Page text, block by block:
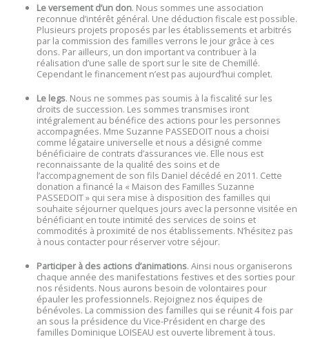
Le versement d’un don. Nous sommes une association
reconnue d’intérêt général. Une déduction fiscale est possible.
Plusieurs projets proposés par les établissements et arbitrés
par la commission des familles verrons le jour grâce à ces
dons. Par ailleurs, un don important va contribuer à la
réalisation d’une salle de sport sur le site de Chemillé.
Cependant le financement n’est pas aujourd’hui complet.
Le legs. Nous ne sommes pas soumis à la fiscalité sur les
droits de succession. Les sommes transmises iront
intégralement au bénéfice des actions pour les personnes
accompagnées. Mme Suzanne PASSEDOIT nous a choisi
comme légataire universelle et nous a désigné comme
bénéficiaire de contrats d’assurances vie. Elle nous est
reconnaissante de la qualité des soins et de
l’accompagnement de son fils Daniel décédé en 2011. Cette
donation a financé la « Maison des Familles Suzanne
PASSEDOIT » qui sera mise à disposition des familles qui
souhaite séjourner quelques jours avec la personne visitée en
bénéficiant en toute intimité des services de soins et
commodités à proximité de nos établissements. N’hésitez pas
à nous contacter pour réserver votre séjour.
Participer à des actions d’animations. Ainsi nous organiserons
chaque année des manifestations festives et des sorties pour
nos résidents. Nous aurons besoin de volontaires pour
épauler les professionnels. Rejoignez nos équipes de
bénévoles. La commission des familles qui se réunit 4 fois par
an sous la présidence du Vice-Président en charge des
familles Dominique LOISEAU est ouverte librement à tous.